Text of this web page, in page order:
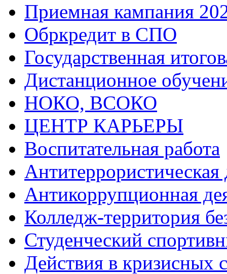
Приемная кампания
Обркредит в СПО
Государственная
Дистанционное
НОКО, ВСОКО
ЦЕНТР КАРЬЕРЫ
Воспитательная работа
Антитеррористическая
Антикоррупционная
Колледж-территория
Студенческий
Действия в кризисных